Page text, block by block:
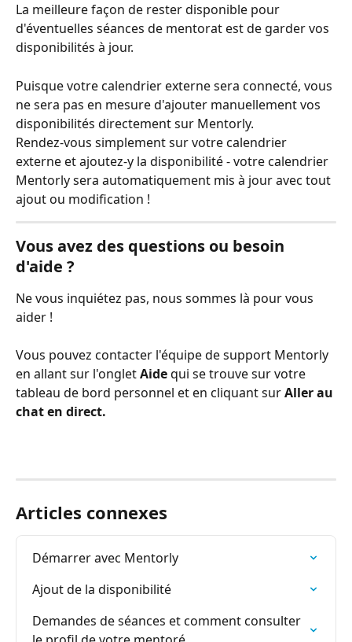
La meilleure façon de rester disponible pour
d'éventuelles séances de mentorat est de garder vos
disponibilités à jour.
Puisque votre calendrier externe sera connecté, vous
ne sera pas en mesure d'ajouter manuellement vos
disponibilités directement sur Mentorly.
Rendez-vous simplement sur votre calendrier
externe et ajoutez-y la disponibilité - votre calendrier
Mentorly sera automatiquement mis à jour avec tout
ajout ou modification !
Vous avez des questions ou besoin
d'aide ?
Ne vous inquiétez pas, nous sommes là pour vous
aider !
Vous pouvez contacter l'équipe de support Mentorly
en allant sur l'onglet Aide qui se trouve sur votre
tableau de bord personnel et en cliquant sur Aller au
chat en direct.
Articles connexes
Démarrer avec Mentorly
Ajout de la disponibilité
Demandes de séances et comment consulter